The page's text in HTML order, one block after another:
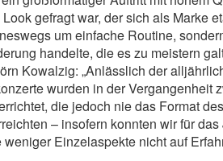
gefragt war, der sich als Marke
um einfache Routine,
handelte, die es zu meistern
Kowalzig: „Anlässlich der
wurden in der Vergangenheit
die jedoch nie das Format
– insofern konnten wir für
Einzelaspekte nicht auf